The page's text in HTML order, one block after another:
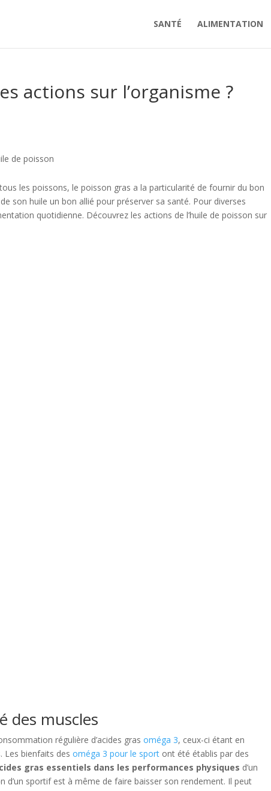
SANTÉ ALIMENTATION
actions sur l’organisme ?
de poisson
les poissons, le poisson gras a la particularité de fournir du bon
son huile un bon allié pour préserver sa santé. Pour diverses
quotidienne. Découvrez les actions de l’huile de poisson sur
des muscles
régulière d’acides grasoméga 3, ceux-ci étant en
Les bienfaits desoméga 3 pour le sport ont été établis par des
gras essentiels dans les performances physiques d’un
d’un sportif est à même de faire baisser son rendement. Il peut